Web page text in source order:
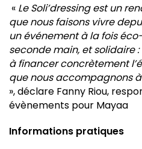
« Le Soli’dressing est un
que nous faisons vivre
un événement à la fois
seconde main, et solidaire
à financer concrètement
que nous accompagnons
», déclare Fanny Riou,
évènements pour Mayaa
Informations pratiques